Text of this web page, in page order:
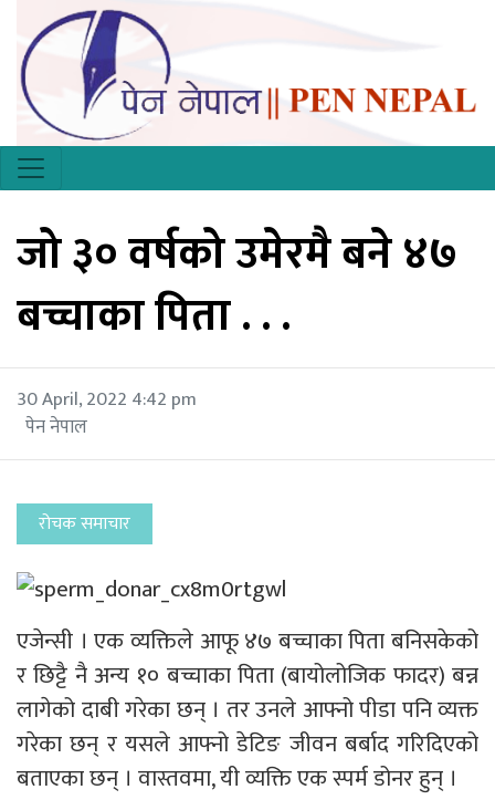
जो ३० वर्षको उमेरमै बने ४७
बच्चाका पिता . . .
30 April, 2022 4:42 pm
पेन नेपाल
रोचक समाचार
एजेन्सी । एक व्यक्तिले आफू ४७ बच्चाका पिता बनिसकेको
र छिट्टै नै अन्य १० बच्चाका पिता (बायोलोजिक फादर) बन्न
लागेको दाबी गरेका छन् । तर उनले आफ्नो पीडा पनि व्यक्त
गरेका छन् र यसले आफ्नो डेटिङ जीवन बर्बाद गरिदिएको
बताएका छन् । वास्तवमा, यी व्यक्ति एक स्पर्म डोनर हुन् ।